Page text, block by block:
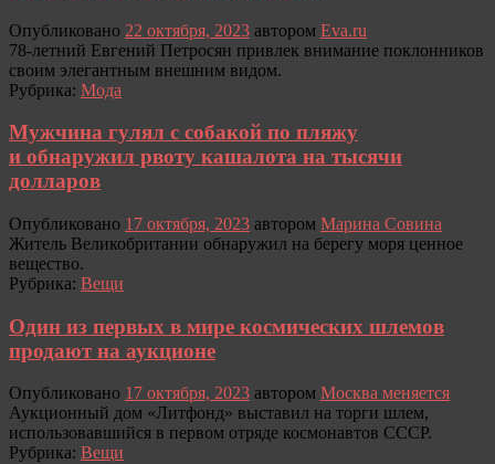
Опубликовано 22 октября, 2023 автором Eva.ru
78-летний Евгений Петросян привлек внимание поклонников
своим элегантным внешним видом.
Рубрика: Мода
Мужчина гулял с собакой по пляжу
и обнаружил рвоту кашалота на тысячи
долларов
Опубликовано 17 октября, 2023 автором Марина Совина
Житель Великобритании обнаружил на берегу моря ценное
вещество.
Рубрика: Вещи
Один из первых в мире космических шлемов
продают на аукционе
Опубликовано 17 октября, 2023 автором Москва меняется
Аукционный дом «Литфонд» выставил на торги шлем,
использовавшийся в первом отряде космонавтов СССР.
Рубрика: Вещи